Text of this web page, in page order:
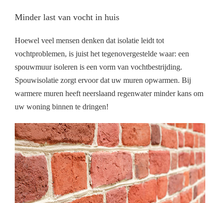
Minder last van vocht in huis
Hoewel veel mensen denken dat isolatie leidt tot
vochtproblemen, is juist het tegenovergestelde waar: een
spouwmuur isoleren is een vorm van vochtbestrijding.
Spouwisolatie zorgt ervoor dat uw muren opwarmen. Bij
warmere muren heeft neerslaand regenwater minder kans om
uw woning binnen te dringen!